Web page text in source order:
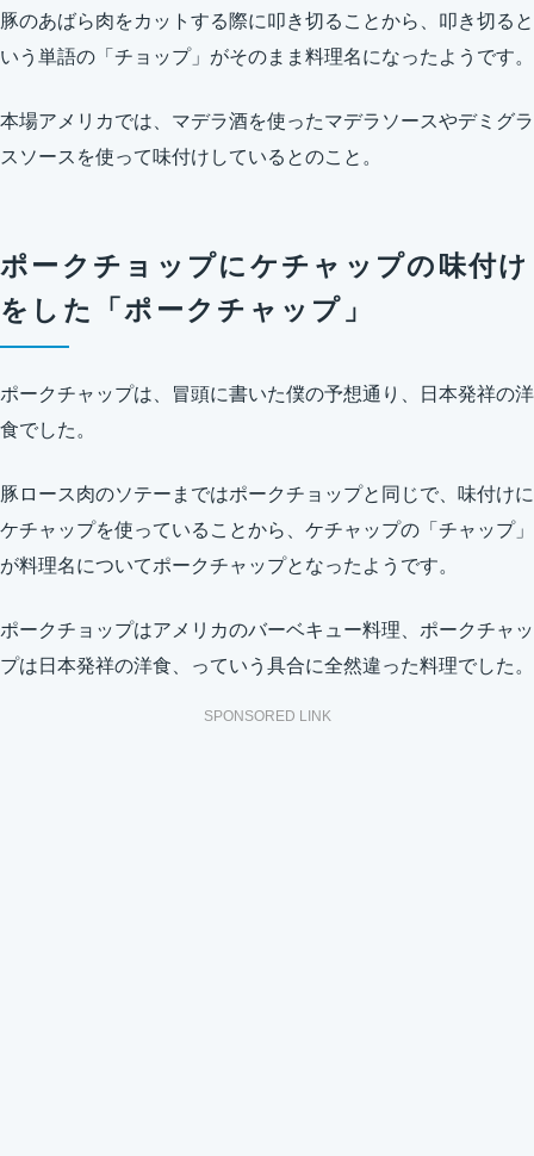
豚のあばら肉をカットする際に叩き切ることから、叩き切ると
いう単語の「チョップ」がそのまま料理名になったようです。
本場アメリカでは、マデラ酒を使ったマデラソースやデミグラ
スソースを使って味付けしているとのこと。
ポークチョップにケチャップの味付け
をした「ポークチャップ」
ポークチャップは、冒頭に書いた僕の予想通り、日本発祥の洋
食でした。
豚ロース肉のソテーまではポークチョップと同じで、味付けに
ケチャップを使っていることから、ケチャップの「チャップ」
が料理名についてポークチャップとなったようです。
ポークチョップはアメリカのバーベキュー料理、ポークチャッ
プは日本発祥の洋食、っていう具合に全然違った料理でした。
SPONSORED LINK